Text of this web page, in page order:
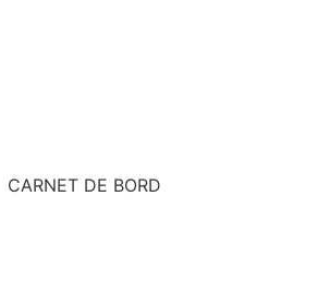
CARNET DE BORD